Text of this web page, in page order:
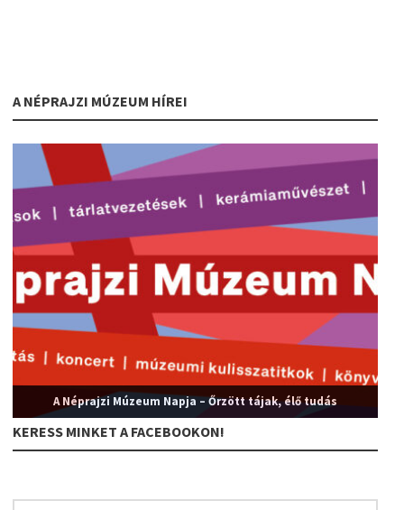
A NÉPRAJZI MÚZEUM HÍREI
A Néprajzi Múzeum Napja – Őrzött tájak, élő tudás
KERESS MINKET A FACEBOOKON!